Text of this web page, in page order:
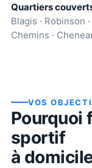
Quartiers
Blagis · Robinson
Chemins ·
VOS
Pourquoi
sportif
à